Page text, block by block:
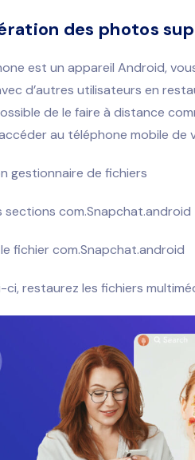
des photos
est un appareil Android,
d’autres utilisateurs en
de le faire à distance
au téléphone mobile de
gestionnaire de fichiers
sections
fichier com.Snapchat.android
ci, restaurez les fichiers